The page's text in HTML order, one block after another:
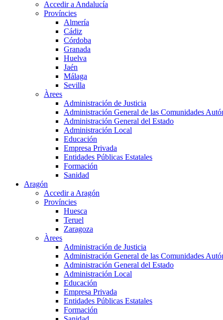
Accedir a Andalucía
Províncies
Almería
Cádiz
Córdoba
Granada
Huelva
Jaén
Málaga
Sevilla
Àrees
Administración de Justicia
Administración General de las Comunidades
Administración General del Estado
Administración Local
Educación
Empresa Privada
Entidades Públicas Estatales
Formación
Sanidad
Aragón
Accedir a Aragón
Províncies
Huesca
Teruel
Zaragoza
Àrees
Administración de Justicia
Administración General de las Comunidades
Administración General del Estado
Administración Local
Educación
Empresa Privada
Entidades Públicas Estatales
Formación